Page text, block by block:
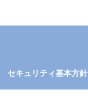
セキュリティ基本方針